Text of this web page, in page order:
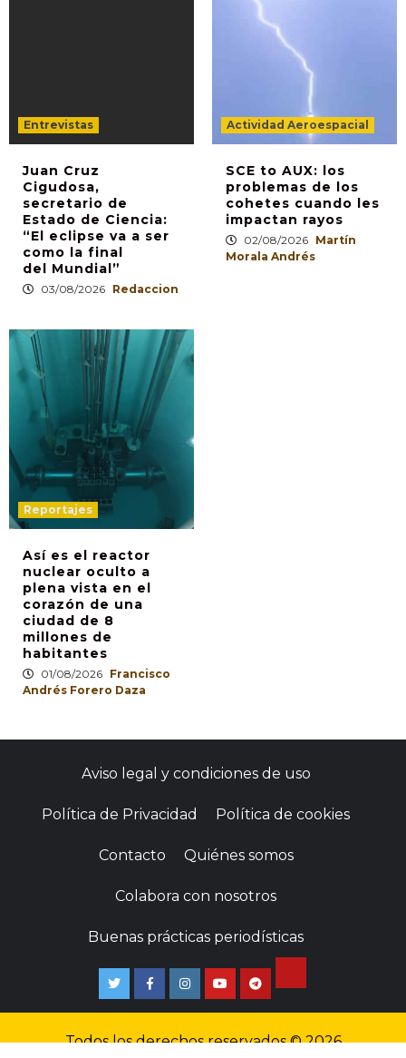
Entrevistas
Juan Cruz
Cigudosa,
secretario de
Estado de Ciencia:
“El eclipse va a ser
como la final
del Mundial”
03/08/2026 Redaccion
Actividad Aeroespacial
SCE to AUX: los
problemas de los
cohetes cuando les
impactan rayos
02/08/2026 Martín
Morala Andrés
Reportajes
Así es el reactor
nuclear oculto a
plena vista en el
corazón de una
ciudad de 8
millones de
habitantes
01/08/2026 Francisco
Andrés Forero Daza
Aviso legal y condiciones de uso
Política de Privacidad Política de cookies
Contacto Quiénes somos
Colabora con nosotros
Buenas prácticas periodísticas
Todos los derechos reservados © 2026